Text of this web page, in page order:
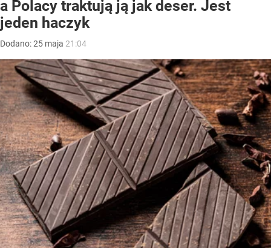
a Polacy traktują ją jak deser. Jest
jeden haczyk
Dodano:25 maja 21:04